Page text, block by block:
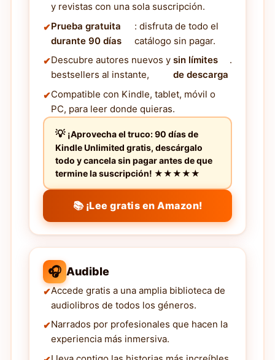
y revistas con una sola suscripción.
Prueba gratuita
durante 90 días
: disfruta de todo el
catálogo sin pagar.
Descubre autores nuevos y
bestsellers al instante,
sin límites
de descarga
.
Compatible con Kindle, tablet, móvil o
PC, para leer donde quieras.
¡Aprovecha el truco: 90 días de
Kindle Unlimited gratis, descárgalo
todo y cancela sin pagar antes de que
termine la suscripción! ★★★★★
📚 ¡Lee gratis en Amazon!
🎧 Audible
Accede gratis a una amplia biblioteca de
audiolibros de todos los géneros.
Narrados por profesionales que hacen la
experiencia más inmersiva.